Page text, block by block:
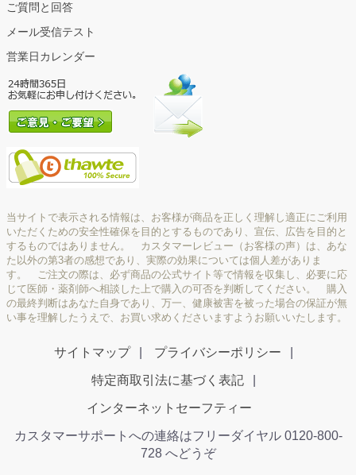
ご質問と回答
メール受信テスト
営業日カレンダー
当サイトで表示される情報は、お客様が商品を正しく理解し適正にご利用
いただくための安全性確保を目的とするものであり、宣伝、広告を目的と
するものではありません。 カスタマーレビュー（お客様の声）は、あな
た以外の第3者の感想であり、実際の効果については個人差がありま
す。 ご注文の際は、必ず商品の公式サイト等で情報を収集し、必要に応
じて医師・薬剤師へ相談した上で購入の可否を判断してください。 購入
の最終判断はあなた自身であり、万一、健康被害を被った場合の保証が無
い事を理解したうえで、お買い求めくださいますようお願いいたします。
サイトマップ プライバシーポリシー
特定商取引法に基づく表記
インターネットセーフティー
カスタマーサポートへの連絡はフリーダイヤル 0120-800-
728 へどうぞ